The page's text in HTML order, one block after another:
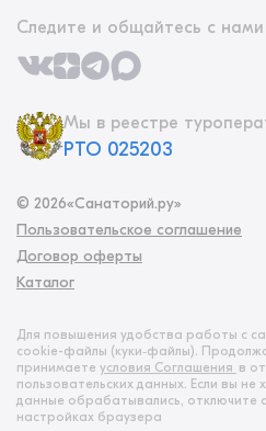
Следите и общайтесь с нами
Мы в реестре
РТО 025203
© 2026«Санаторий.ру»
Пользовательское соглашение
Договор оферты
Каталог
Для повышения удобства работы с
cookie-файлы (куки‑файлы).
принимаете условия Соглашения в
пользовательских данных. Если вы не
данные обрабатывались, отключите
настройках браузера